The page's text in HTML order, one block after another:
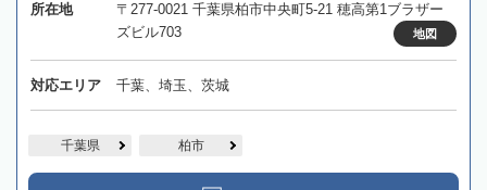
所在地
〒277-0021 千葉県柏市中央町5-21 穂高第1ブラザー
ズビル703
地図
対応エリア 千葉、埼玉、茨城
千葉県 柏市